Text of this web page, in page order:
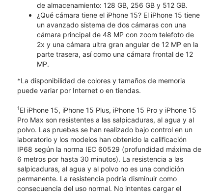
de almacenamiento: 128 GB, 256 GB y 512 GB.
¿Qué cámara tiene el iPhone 15? El iPhone 15 tiene
un avanzado sistema de dos cámaras con una
cámara principal de 48 MP con zoom telefoto de
2x y una cámara ultra gran angular de 12 MP en la
parte trasera, así como una cámara frontal de 12
MP.
*La disponibilidad de colores y tamaños de memoria
puede variar por Internet o en tiendas.
1El iPhone 15, iPhone 15 Plus, iPhone 15 Pro y iPhone 15
Pro Max son resistentes a las salpicaduras, al agua y al
polvo. Las pruebas se han realizado bajo control en un
laboratorio y los modelos han obtenido la calificación
IP68 según la norma IEC 60529 (profundidad máxima de
6 metros por hasta 30 minutos). La resistencia a las
salpicaduras, al agua y al polvo no es una condición
permanente. La resistencia podría disminuir como
consecuencia del uso normal. No intentes cargar el